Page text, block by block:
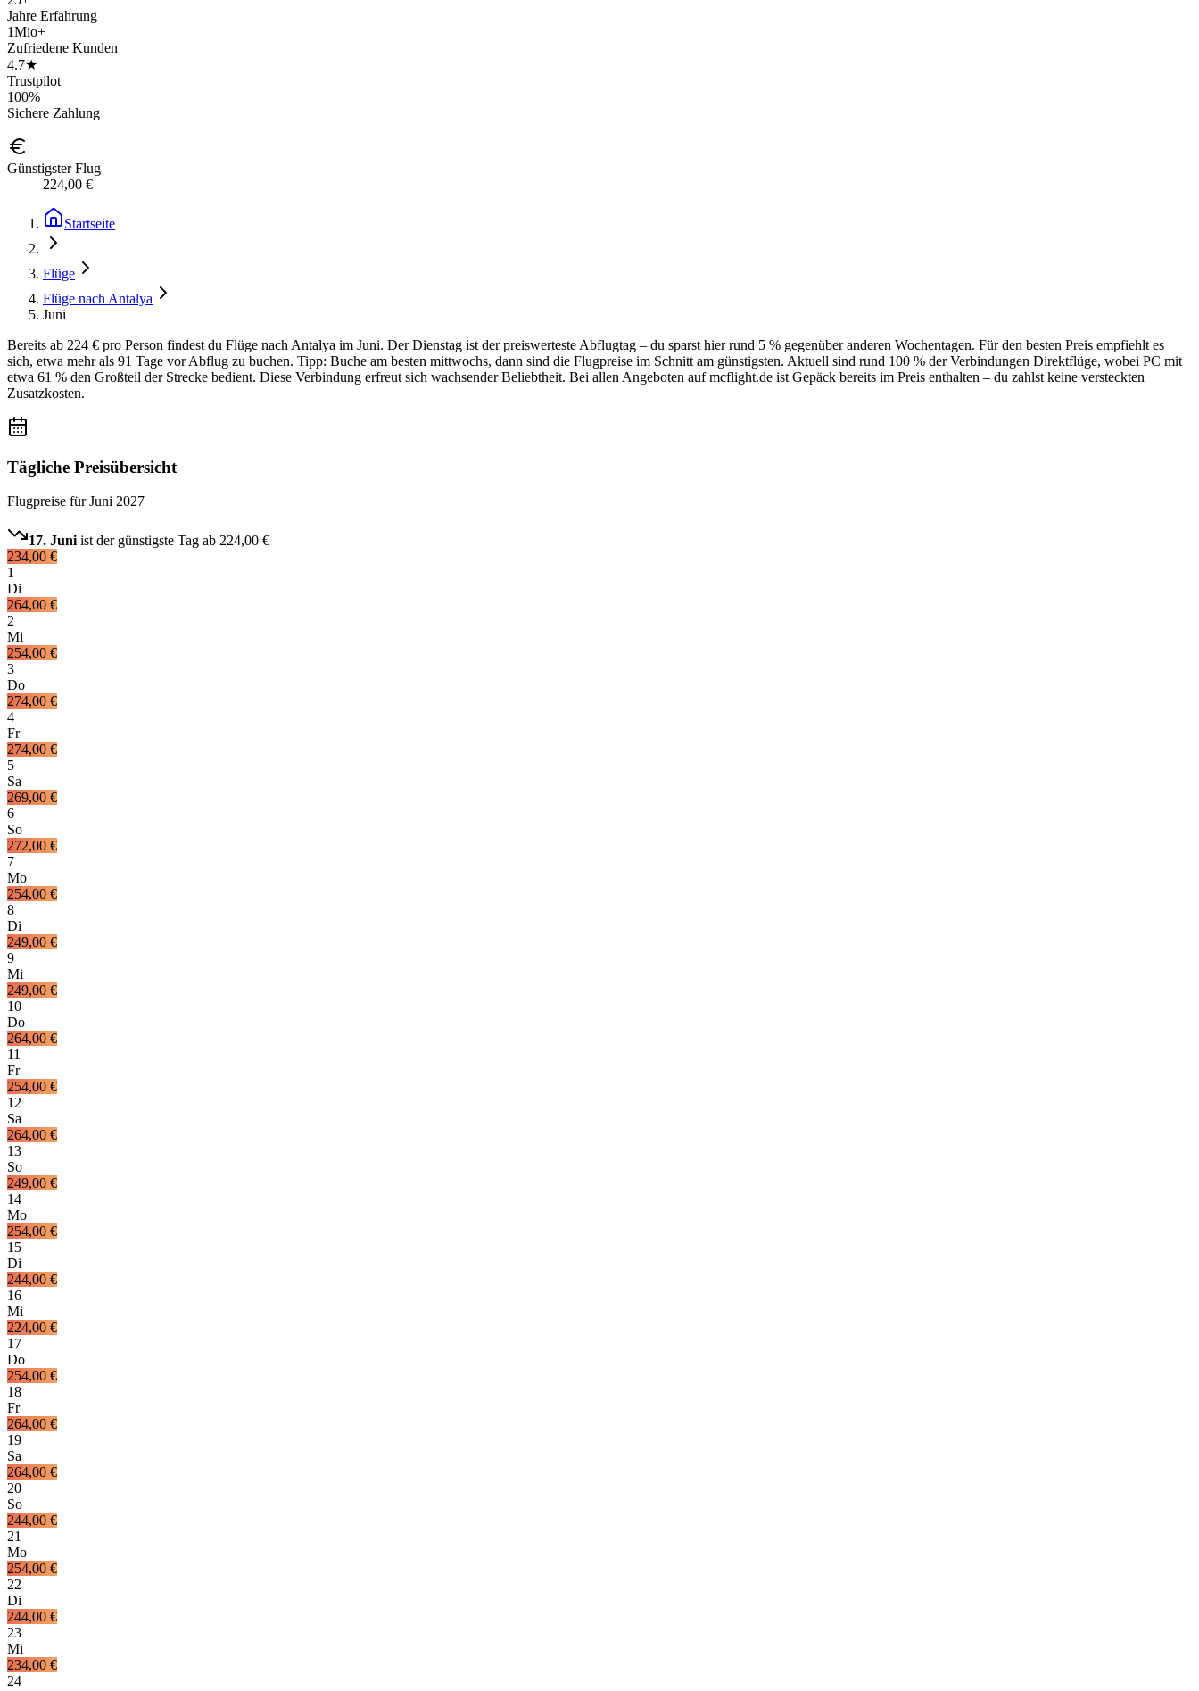
Jahre Erfahrung
1Mio+
Zufriedene Kunden
4.7★
Trustpilot
100%
Sichere Zahlung
Günstigster Flug
224,00 €
Startseite
Flüge
Flüge nach Antalya
Juni
Bereits ab 224 € pro Person findest du Flüge nach Antalya im Juni. Der Dienstag ist der preiswerteste Abflugtag – du sparst hier rund 5 % gegenüber anderen Wochentagen. Für den besten Preis empfiehlt es
sich, etwa mehr als 91 Tage vor Abflug zu buchen. Tipp: Buche am besten mittwochs, dann sind die Flugpreise im Schnitt am günstigsten. Aktuell sind rund 100 % der Verbindungen Direktflüge, wobei PC mit
etwa 61 % den Großteil der Strecke bedient. Diese Verbindung erfreut sich wachsender Beliebtheit. Bei allen Angeboten auf mcflight.de ist Gepäck bereits im Preis enthalten – du zahlst keine versteckten
Zusatzkosten.
Tägliche Preisübersicht
Flugpreise fürJuni 2027
17. Juni ist der günstigste Tag ab 224,00 €
234,00 €
1
Di
264,00 €
2
Mi
254,00 €
3
Do
274,00 €
4
Fr
274,00 €
5
Sa
269,00 €
6
So
272,00 €
7
Mo
254,00 €
8
Di
249,00 €
9
Mi
249,00 €
10
Do
264,00 €
11
Fr
254,00 €
12
Sa
264,00 €
13
So
249,00 €
14
Mo
254,00 €
15
Di
244,00 €
16
Mi
224,00 €
17
Do
254,00 €
18
Fr
264,00 €
19
Sa
264,00 €
20
So
244,00 €
21
Mo
254,00 €
22
Di
244,00 €
23
Mi
234,00 €
24